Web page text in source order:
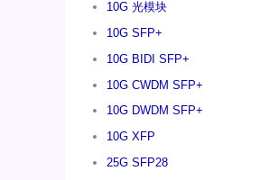
10G 光模块
10G SFP+
10G BIDI SFP+
10G CWDM SFP+
10G DWDM SFP+
10G XFP
25G SFP28